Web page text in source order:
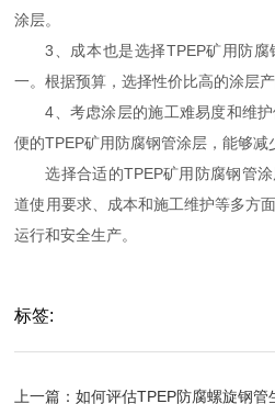
涂层。
3、成本也是选择TPEP矿用防
一。根据预算，选择性价比高的涂层产
4、考虑涂层的施工难易度和维
便的TPEP矿用防腐钢管涂层，能够减
选择合适的TPEP矿用防腐钢管
道使用要求、成本和施工维护等多方
运行和安全生产。
标签:
上一篇：如何评估TPEP防腐螺旋钢